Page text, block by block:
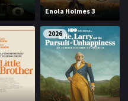
Enola Holmes 3
2026